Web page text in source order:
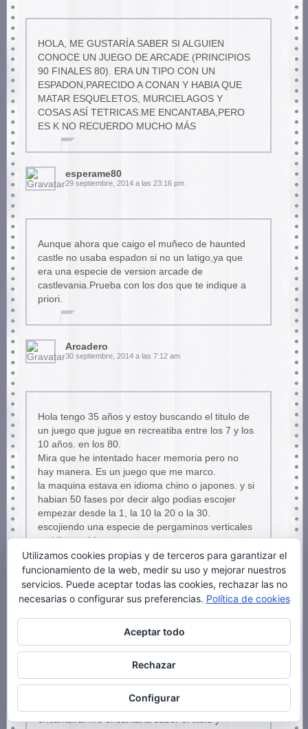
HOLA, ME GUSTARÍA SABER SI ALGUIEN
CONOCE UN JUEGO DE ARCADE (PRINCIPIOS
90 FINALES 80). ERA UN TIPO CON UN
ESPADON,PARECIDO A CONAN Y HABIA QUE
MATAR ESQUELETOS, MURCIELAGOS Y
COSAS ASÍ TETRICAS.ME ENCANTABA,PERO
ES K NO RECUERDO MUCHO MÁS
esperame80
29 septiembre, 2014 a las 23:16 pm
Aunque ahora que caigo el muñeco de haunted
castle no usaba espadon si no un latigo,ya que
era una especie de version arcade de
castlevania.Prueba con los dos que te indique a
priori.
Arcadero
30 septiembre, 2014 a las 7:12 am
Hola tengo 35 años y estoy buscando el titulo de
un juego que jugue en recreatiba entre los 7 y los
10 años. en los 80.
Mira que he intentado hacer memoria pero no
hay manera. Es un juego que me marco.
la maquina estava en idioma chino o japones. y si
habian 50 fases por decir algo podias escojer
empezar desde la 1, la 10 la 20 o la 30.
escojiendo una especie de pergaminos verticales
en idioma chino.
Me acuerdo que si empezavas por la 1 ivas con
una lanza y te atacaban unos enemigos
corriendo, la segunda fase estavas en un edificio
donde habia unos gigantes que te cojian y te
que esquivar, y en la cuarta estavas en una celda
donde te salia una especie de boss, que era una
bestia que se subia por las paredes. Eran como
fases cortas pero intensas.
Nosotros le llamavamos «la maquina del chino».
Porque no sabiamos su nombre. Pero nos
encantava. Me encantaria saber el titulo y
Utilizamos cookies propias y de terceros para garantizar el
funcionamiento de la web, medir su uso y mejorar nuestros
servicios. Puede aceptar todas las cookies, rechazar las no
necesarias o configurar sus preferencias. Política de cookies
Aceptar todo
Rechazar
Configurar